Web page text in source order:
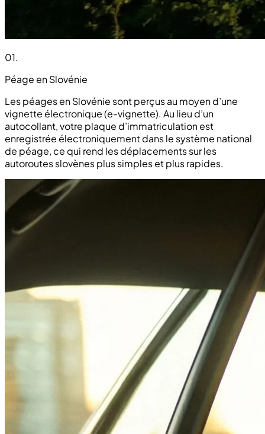
01.
Péage en Slovénie
Les péages en Slovénie sont perçus au moyen d’une
vignette électronique (e-vignette). Au lieu d’un
autocollant, votre plaque d’immatriculation est
enregistrée électroniquement dans le système national
de péage, ce qui rend les déplacements sur les
autoroutes slovènes plus simples et plus rapides.